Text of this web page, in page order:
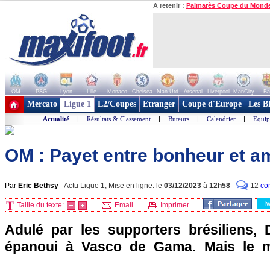
A retenir : Palmarès Coupe du
OM PSG Lyon Lille Monaco Chelsea Man Utd Arsenal Liverpool ManCity
+ de clubs
Mercato Ligue 1 L2/Coupes Etranger Coupe d'Europe Les
Actualité | Résultats & Classement | Buteurs | Calendrier |
OM : Payet entre bonheur et
Par Eric Bethsy -Actu Ligue 1, Mise en ligne: le 03/12/2023 à 12h58 - 12
Taille du texte: Email Imprimer
Adulé par les supporters brésiliens,
épanoui à Vasco de Gama. Mais le